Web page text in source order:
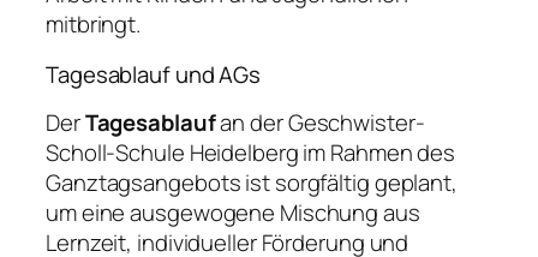
mitbringt.
Tagesablauf und AGs
DerTagesablaufan der Geschwister-
Scholl-Schule Heidelberg im Rahmen des
Ganztagsangebots ist sorgfältig geplant,
um eine ausgewogene Mischung aus
Lernzeit, individueller Förderung und